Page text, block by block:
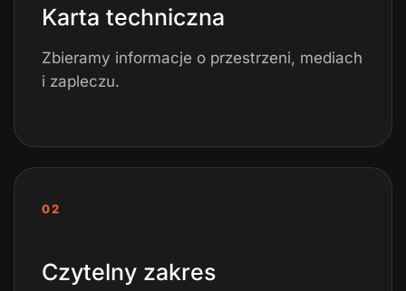
Karta techniczna
Zbieramy informacje o przestrzeni, mediach
i zapleczu.
02
Czytelny zakres